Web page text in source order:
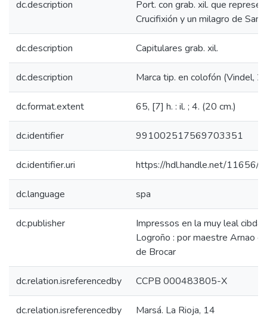
dc.description
Port. con grab. xil. que
Crucifixión y un milagro de San
dc.description Capitulares grab. xil.
dc.description Marca tip. en colofón (Vindel,
dc.format.extent 65, [7] h. : il. ; 4. (20 cm.)
dc.identifier 991002517569703351
dc.identifier.uri https://hdl.handle.net/11656/
dc.language spa
dc.publisher
Impressos en la muy leal
Logroño : por maestre Arnao
de Brocar
dc.relation.isreferencedby CCPB 000483805-X
dc.relation.isreferencedby Marsá. La Rioja, 14